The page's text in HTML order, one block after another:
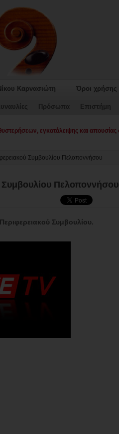
Καρνασιώτη Όροι χρήσης
Πρόσωπα Επιστήμη
εγκατάλειψης και απουσίας
Συμβουλίου Πελοποννήσου
Συμβουλίου Πελοποννήσου
Συμβουλίου.